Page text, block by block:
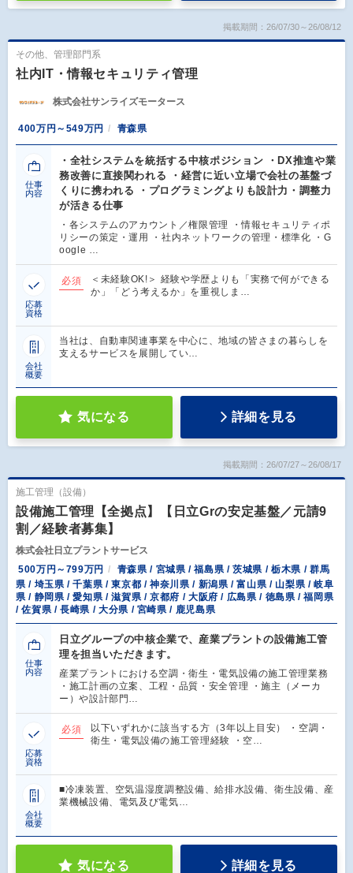
掲載期間：26/07/30～26/08/12
その他、管理部門系
社内IT・情報セキュリティ管理
株式会社サンライズモータース
400万円～549万円 青森県
仕事
内容
・全社システムを統括する中核ポジション ・DX推進や業
務改善に直接関われる ・経営に近い立場で会社の基盤づ
くりに携われる ・プログラミングよりも設計力・調整力
が活きる仕事
・各システムのアカウント／権限管理 ・情報セキュリティポ
リシーの策定・運用 ・社内ネットワークの管理・標準化 ・G
oogle …
応募
資格
必須
＜未経験OK!＞ 経験や学歴よりも「実務で何ができる
か」「どう考えるか」を重視しま…
会社
概要
当社は、自動車関連事業を中心に、地域の皆さまの暮らしを
支えるサービスを展開してい…
気になる 詳細を見る
掲載期間：26/07/27～26/08/17
施工管理（設備）
設備施工管理【全拠点】【日立Grの安定基盤／元請9
割／経験者募集】
株式会社日立プラントサービス
500万円～799万円
青森県 / 宮城県 / 福島県 / 茨城県 / 栃木県 / 群馬
県 / 埼玉県 / 千葉県 / 東京都 / 神奈川県 / 新潟県 / 富山県 / 山梨県 / 岐阜
県 / 静岡県 / 愛知県 / 滋賀県 / 京都府 / 大阪府 / 広島県 / 徳島県 / 福岡県
/ 佐賀県 / 長崎県 / 大分県 / 宮崎県 / 鹿児島県
仕事
内容
日立グループの中核企業で、産業プラントの設備施工管
理を担当いただきます。
産業プラントにおける空調・衛生・電気設備の施工管理業務
・施工計画の立案、工程・品質・安全管理 ・施主（メーカ
ー）や設計部門…
応募
資格
必須
以下いずれかに該当する方（3年以上目安） ・空調・
衛生・電気設備の施工管理経験 ・空…
会社
概要
■冷凍装置、空気温湿度調整設備、給排水設備、衛生設備、産
業機械設備、電気及び電気…
気になる 詳細を見る